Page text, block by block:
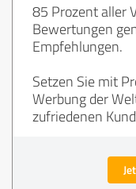
85 Prozent aller
Bewertungen
Empfehlungen.
Setzen Sie mit
Werbung der
zufriedenen